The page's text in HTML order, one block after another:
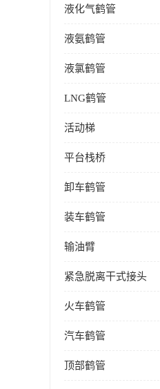
液化气鹤管
液氨鹤管
液氯鹤管
LNG鹤管
活动梯
平台栈桥
卸车鹤管
装车鹤管
输油臂
紧急脱离干式接头
火车鹤管
汽车鹤管
顶部鹤管